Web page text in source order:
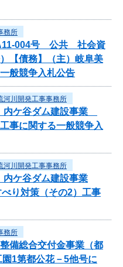
務所
A11-004号 公共 社会資
【債務】（主）岐阜美
般競争入札公告
河川開発工事事務所
内ケ谷ダム建設事業
事に関する一般競争入
河川開発工事事務所
ケ谷ダム建設事業
り対策（その2）工事
務所
備総合交付金事業（都
1第都公花－5他号に